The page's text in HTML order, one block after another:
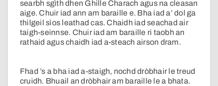
searbh sgìth dhen Ghille Charach agus na cleasan
aige. Chuir iad ann am baraille e. Bha iad a’ dol ga
thilgeil sìos leathad cas. Chaidh iad seachad air
taigh-seinnse. Chuir iad am baraille ri taobh an
rathaid agus chaidh iad a-steach airson dram.
Fhad ’s a bha iad a-staigh, nochd dròbhair le treud
cruidh. Bhuail an dròbhair am baraille le a bhata.